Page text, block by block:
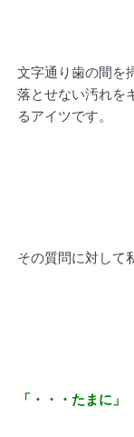
文字通り歯の間を
落とせない汚れを
るアイツです。
その質問に対して
「・・・たまに」